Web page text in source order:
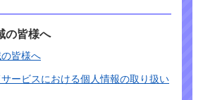
の皆様へ
皆様へ
ービスにおける個人情報の取り扱い